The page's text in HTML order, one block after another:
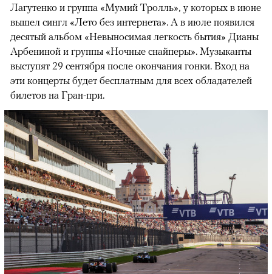
Лагутенко и группа «Мумий Тролль», у которых в июне
вышел сингл «Лето без интернета». А в июле появился
десятый альбом «Невыносимая легкость бытия» Дианы
Арбениной и группы «Ночные снайперы». Музыканты
выступят 29 сентября после окончания гонки. Вход на
эти концерты будет бесплатным для всех обладателей
билетов на Гран-при.